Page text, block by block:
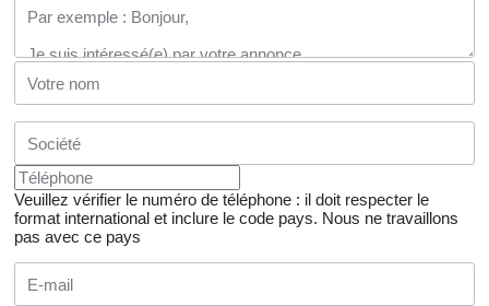
Veuillez vérifier le numéro de téléphone : il doit respecter le
format international et inclure le code pays. Nous ne travaillons
pas avec ce pays